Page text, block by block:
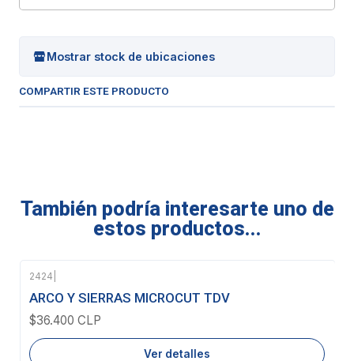
Mostrar stock de ubicaciones
COMPARTIR ESTE PRODUCTO
También podría interesarte uno de
estos productos...
Agotado
2424
ARCO Y SIERRAS MICROCUT TDV
$36.400 CLP
Ver detalles